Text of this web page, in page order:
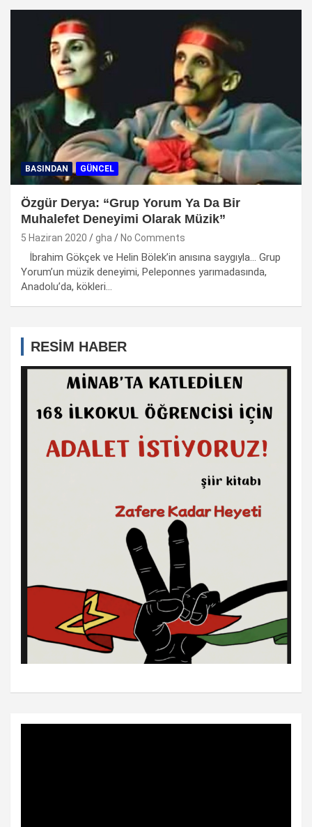
BASINDAN GÜNCEL
Özgür Derya: “Grup Yorum Ya Da Bir
Muhalefet Deneyimi Olarak Müzik”
5 Haziran 2020 gha No Comments
İbrahim Gökçek ve Helin Bölek’in anısına saygıyla… Grup
Yorum’un müzik deneyimi, Peleponnes yarımadasında,
Anadolu’da, kökleri…
RESİM HABER